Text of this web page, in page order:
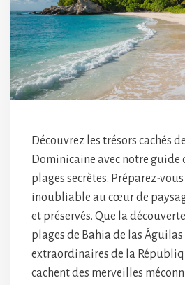
Découvrez les trésors cachés
Dominicaine avec notre guide
plages secrètes. Préparez-
inoubliable au cœur de
et préservés. Que la
plages de Bahia de las Águilas
extraordinaires de la
cachent des merveilles